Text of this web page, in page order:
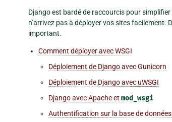
Django est bardé de raccourcis pour
n’arrivez pas à déployer vos sites
important.
Comment déployer avec WSGI
Déploiement de Django avec Gunicorn
Déploiement de Django avec uWSGI
Django avec Apache et mod_wsgi
Authentification sur la base de